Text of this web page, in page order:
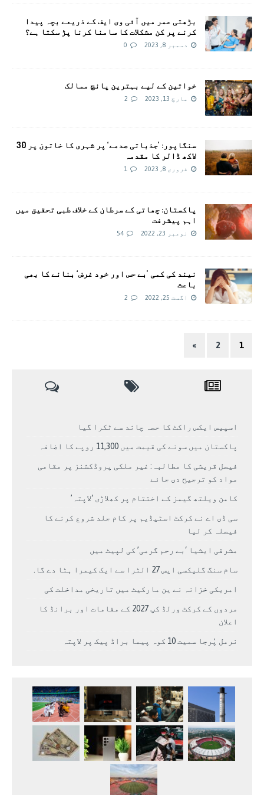
بڑھتی عمر میں آئی وی ایف کے ذریعے بچہ پیدا
کرنے پر کن مشکلات کا سامنا کرنا پڑ سکتا ہے؟
دسمبر 8, 2023 0
خواتین کے لیے بہترین پانچ ممالک
مارچ 13, 2023 2
سنگاپور: ’جذباتی صدمے‘ پر شہری کا خاتون پر 30
لاکھ ڈالر کا مقدمہ
فروری 8, 2023 1
پاکستان: چھاتی کے سرطان کے خلاف طبی تحقیق میں
اہم پیشرفت
نومبر 23, 2022 54
نیند کی کمی ’بے حس اور خود غرض‘ بنانے کا بھی
باعث
اگست 25, 2022 2
1
2
»
اسپیس ایکس راکٹ کا حصہ چاند سے ٹکرا گیا
پاکستان میں سونے کی قیمت میں 11,300 روپے کا اضافہ
فیصل قریشی کا مطالبہ: غیر ملکی پروڈکشنز پر مقامی
مواد کو ترجیح دی جائے
کامن ویلتھ گیمز کے اختتام پر کھلاڑی ‘لاپتہ’
سی ڈی اے نے کرکٹ اسٹیڈیم پر کام جلد شروع کرنے کا
فیصلہ کر لیا
مشرقی ایشیا ‘بے رحم گرمی’ کی لپیٹ میں
سام سنگ گلیکسی ایس 27 الٹرا سے ایک کیمرا ہٹا دے گا.
امریکی خزانہ نے ین مارکیٹ میں تاریخی مداخلت کی
مردوں کے کرکٹ ورلڈ کپ 2027 کے مقامات اور برانڈ کا
اعلان
نرمل پُرجا سمیت 10 کوہ پیما براڈ پیک پر لاپتہ